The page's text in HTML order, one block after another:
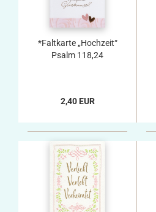
*Faltkarte „Hochzeit“
Psalm 118,24
2,40 EUR